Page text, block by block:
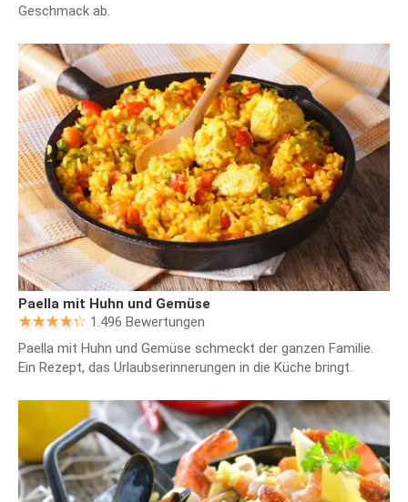
Geschmack ab.
Paella mit Huhn und Gemüse
1.496 Bewertungen
Paella mit Huhn und Gemüse schmeckt der ganzen Familie.
Ein Rezept, das Urlaubserinnerungen in die Küche bringt.